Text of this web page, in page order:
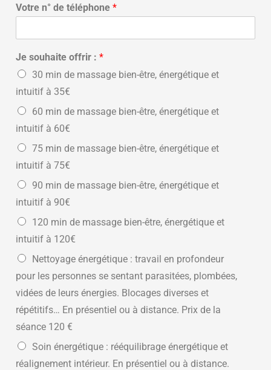
Votre n° de téléphone *
Je souhaite offrir : *
30 min de massage bien-être, énergétique et
intuitif à 35€
60 min de massage bien-être, énergétique et
intuitif à 60€
75 min de massage bien-être, énergétique et
intuitif à 75€
90 min de massage bien-être, énergétique et
intuitif à 90€
120 min de massage bien-être, énergétique et
intuitif à 120€
Nettoyage énergétique : travail en profondeur
pour les personnes se sentant parasitées, plombées,
vidées de leurs énergies. Blocages diverses et
répétitifs… En présentiel ou à distance. Prix de la
séance 120 €
Soin énergétique : rééquilibrage énergétique et
réalignement intérieur. En présentiel ou à distance.